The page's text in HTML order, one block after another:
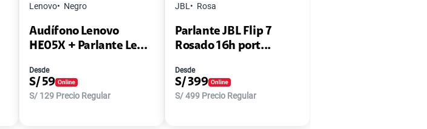
Lenovo Negro
Audífono Lenovo
HE05X + Parlante Le...
Desde
S/ 59
S/ 129 Precio Regular
JBL Rosa
Parlante JBL Flip 7
Rosado 16h port...
Desde
S/ 399
S/499 Precio Regular